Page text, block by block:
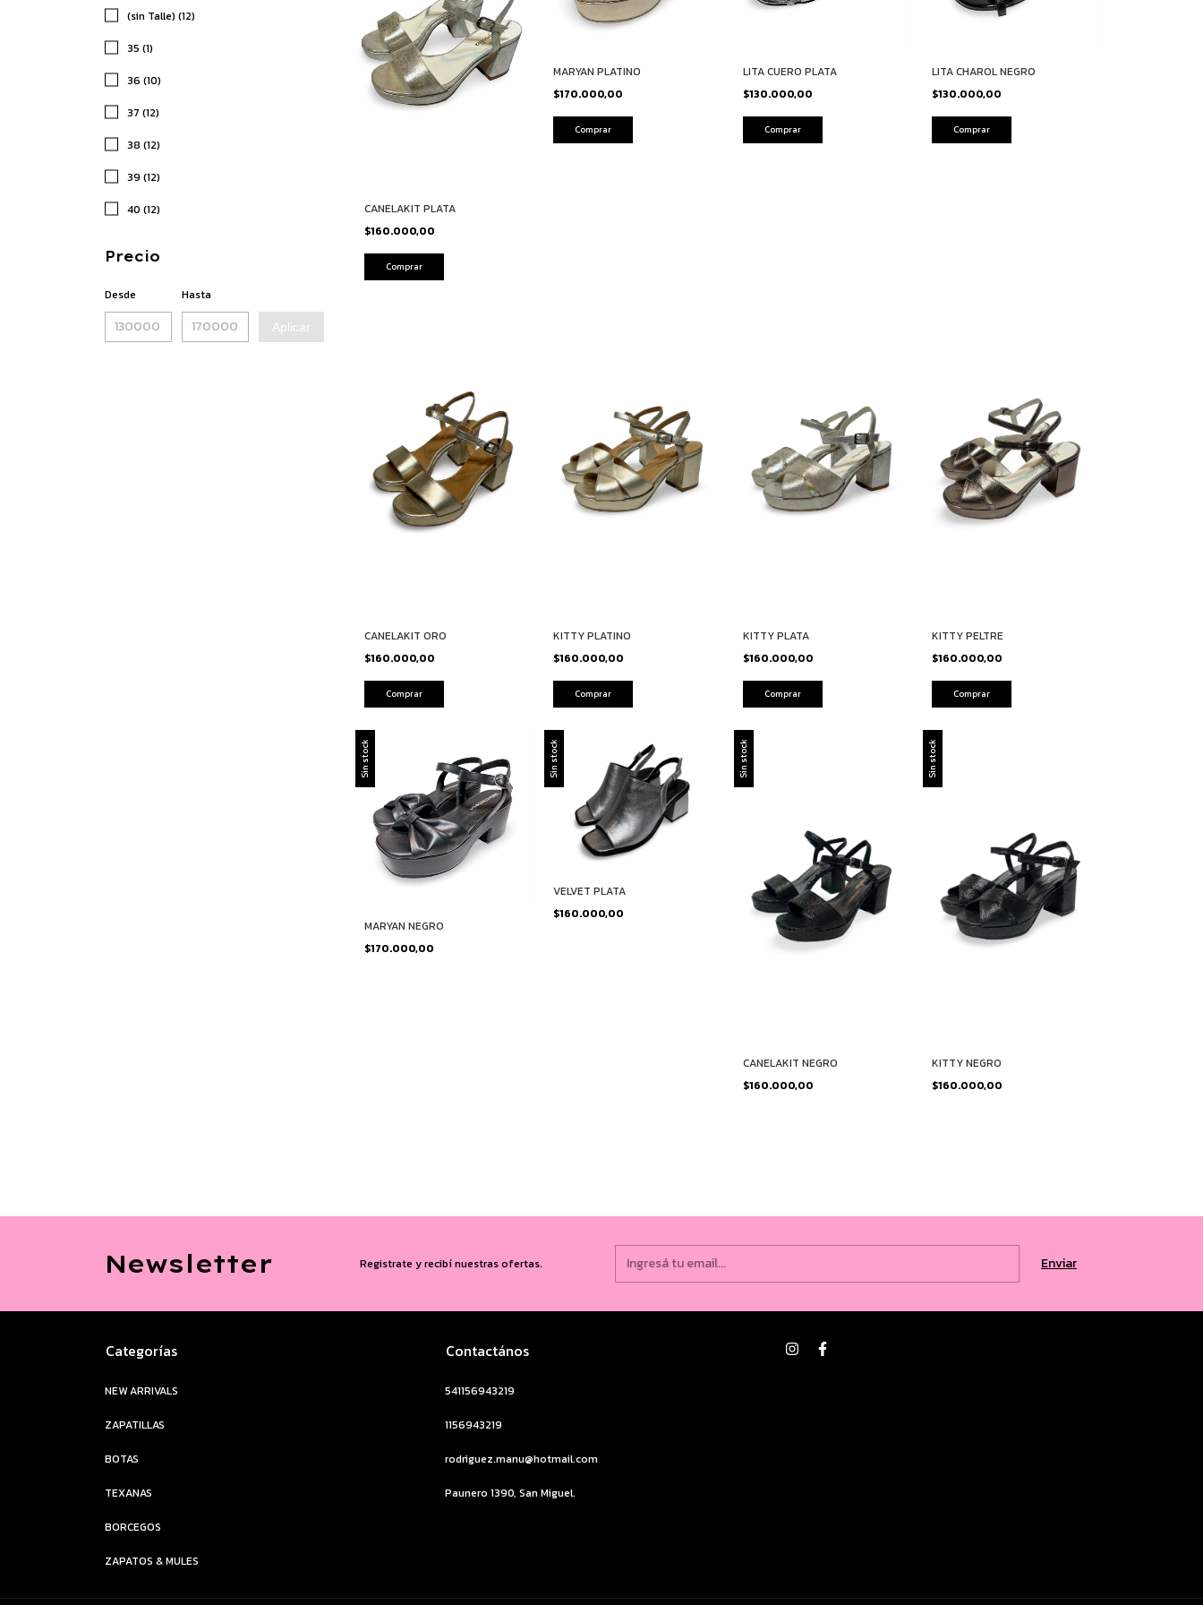
(sin Talle) (12)
35 (1)
36 (10)
37 (12)
38 (12)
39 (12)
40 (12)
Precio
Desde Hasta
Aplicar
CANELAKIT PLATA
$160.000,00
Comprar
MARYAN PLATINO
$170.000,00
Comprar
LITA CUERO PLATA
$130.000,00
Comprar
LITA CHAROL NEGRO
$130.000,00
Comprar
CANELAKIT ORO
$160.000,00
Comprar
KITTY PLATINO
$160.000,00
Comprar
KITTY PLATA
$160.000,00
Comprar
KITTY PELTRE
$160.000,00
Comprar
Sin stock
MARYAN NEGRO
$170.000,00
Sin stock
VELVET PLATA
$160.000,00
Sin stock
CANELAKIT NEGRO
$160.000,00
Sin stock
KITTY NEGRO
$160.000,00
Newsletter Registrate y recibí nuestras ofertas.
Categorías
NEW ARRIVALS
ZAPATILLAS
BOTAS
TEXANAS
BORCEGOS
ZAPATOS & MULES
Contactános
541156943219
1156943219
rodriguez.manu@hotmail.com
Paunero 1390, San Miguel.